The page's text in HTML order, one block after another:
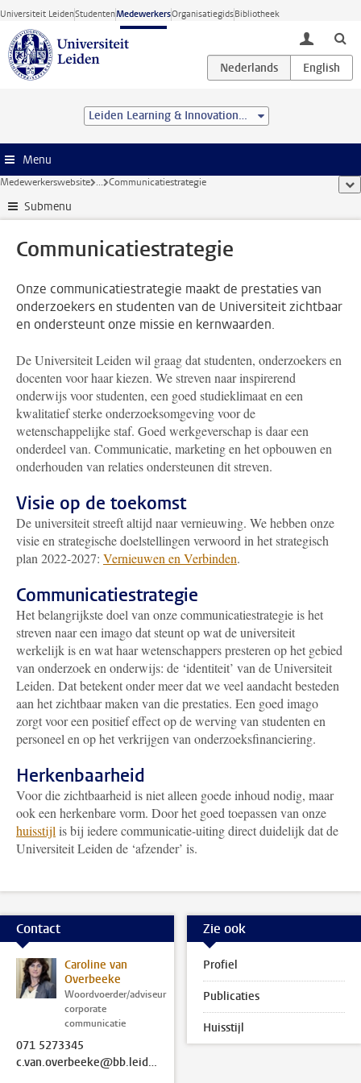
Ga direct naar de inhoud
Universiteit LeidenStudentenMedewerkersOrganisatiegidsBibliotheek
toggle
Leiden Learning & Innovation Centre
Menu
Medewerkerswebsite ... Communicatiestrategie
Submenu
Communicatiestrategie
Onze communicatiestrategie maakt de prestaties van
onderzoekers en studenten van de Universiteit zichtbaar
en ondersteunt onze missie en kernwaarden.
De Universiteit Leiden wil graag dat studenten, onderzoekers en
docenten voor haar kiezen. We streven naar inspirerend
onderwijs voor studenten, een goed studieklimaat en een
kwalitatief sterke onderzoeksomgeving voor de
wetenschappelijke staf. Goed werkgeverschap is daar een
onderdeel van. Communicatie, marketing en het opbouwen en
onderhouden van relaties ondersteunen dit streven.
Visie op de toekomst
De universiteit streeft altijd naar vernieuwing. We hebben onze
visie en strategische doelstellingen verwoord in het strategisch
plan 2022-2027: Vernieuwen en Verbinden.
Communicatie­strategie
Het belangrijkste doel van onze communicatiestrategie is het
streven naar een imago dat steunt op wat de universiteit
werkelijk is en wat haar wetenschappers presteren op het gebied
van onderzoek en onderwijs: de ‘identiteit’ van de Universiteit
Leiden. Dat betekent onder meer dat we veel aandacht besteden
aan het zichtbaar maken van die prestaties. Een goed imago
zorgt voor een positief effect op de werving van studenten en
personeel en op het verkrijgen van onderzoeksfinanciering.
Herkenbaarheid
Voor die zichtbaarheid is niet alleen goede inhoud nodig, maar
ook een herkenbare vorm. Door het goed toepassen van onze
huisstijl is bij iedere communicatie-uiting direct duidelijk dat de
Universiteit Leiden de ‘afzender’ is.
Contact
Caroline van
Overbeeke
Woordvoerder/adviseur
corporate
communicatie
071 5273345
c.van.overbeeke@bb.leidenuniv.nl
Zie ook
Profiel
Publicaties
Huisstijl